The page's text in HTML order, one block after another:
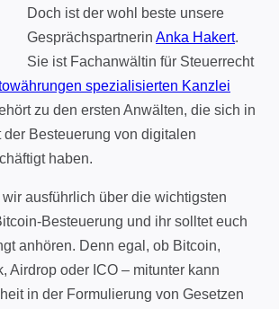
Doch ist der wohl beste unsere
Gesprächspartnerin Anka Hakert.
Sie ist Fachanwältin für Steuerrecht
spezialisierten Kanzlei
zu den ersten Anwälten, die sich in
der Besteuerung von digitalen
haben.
ausführlich über die wichtigsten
Besteuerung und ihr solltet euch
anhören. Denn egal, ob Bitcoin,
Airdrop oder ICO – mitunter kann
in der Formulierung von Gesetzen